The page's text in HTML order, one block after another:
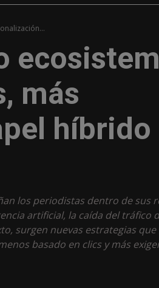
más
híbrido
los periodistas dentro de sus
artificial, la caída del tráfico
surgen nuevas estrategias que
basado en clics y más